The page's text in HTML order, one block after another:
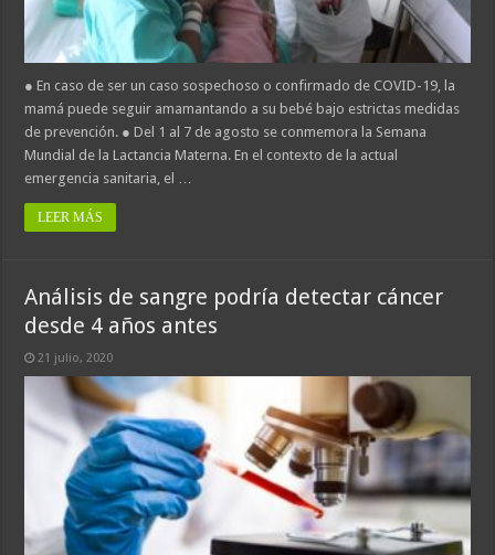
● En caso de ser un caso sospechoso o confirmado de COVID-19, la
mamá puede seguir amamantando a su bebé bajo estrictas medidas
de prevención. ● Del 1 al 7 de agosto se conmemora la Semana
Mundial de la Lactancia Materna. En el contexto de la actual
emergencia sanitaria, el …
LEER MÁS
Análisis de sangre podría detectar cáncer
desde 4 años antes
21 julio, 2020